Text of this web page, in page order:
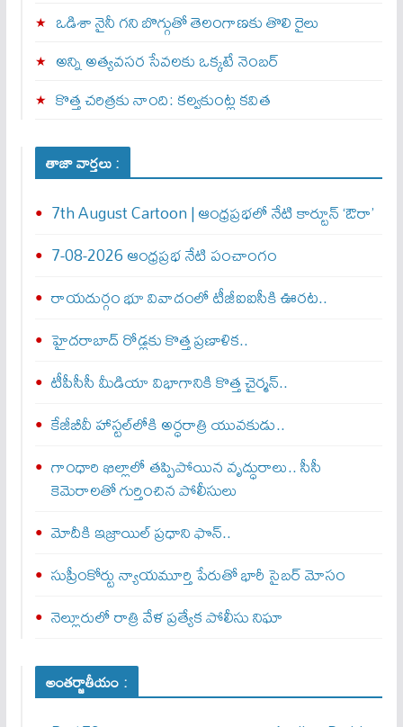
ఒడిశా నైనీ గని బొగ్గుతో తెలంగాణకు తొలి రైలు
అన్ని అత్యవసర సేవలకు ఒక్క‌టే నెంబ‌ర్‌
కొత్త చరిత్రకు నాంది: క‌ల్వ‌కుంట్ల కవిత
తాజా వార్తలు :
7th August Cartoon | ఆంధ్రప్రభలో నేటి కార్టూన్ ‘ఔరా’
7-08-2026 ఆంధ్రప్రభ నేటి పంచాంగం
రాయదుర్గం భూ వివాదంలో టీజీఐఐసీకి ఊరట..
హైదరాబాద్ రోడ్లకు కొత్త ప్రణాళిక..
టీపీసీసీ మీడియా విభాగానికి కొత్త చైర్మన్..
కేజీబీవీ హాస్టల్‌లోకి అర్ధరాత్రి యువకుడు..
గాంధారి ఖిల్లాలో తప్పిపోయిన వృద్ధురాలు.. సీసీ
కెమెరాలతో గుర్తించిన పోలీసులు
మోదీకి ఇజ్రాయిల్ ప్ర‌ధాని ఫొన్..
సుప్రీంకోర్టు న్యాయమూర్తి పేరుతో భారీ సైబర్ మోసం
నెల్లూరులో రాత్రి వేళ ప్రత్యేక పోలీసు నిఘా
అంతర్జాతీయం :